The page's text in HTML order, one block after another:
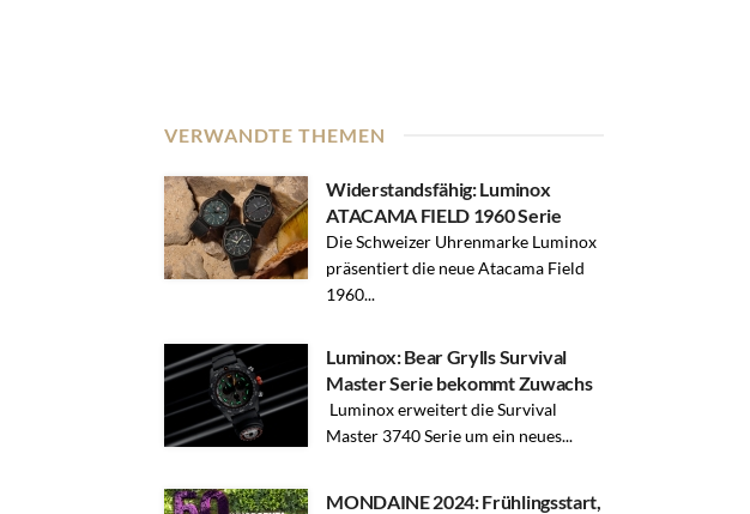
VERWANDTE THEMEN
Widerstandsfähig: Luminox
ATACAMA FIELD 1960 Serie
Die Schweizer Uhrenmarke Luminox
präsentiert die neue Atacama Field
1960...
Luminox: Bear Grylls Survival
Master Serie bekommt Zuwachs
Luminox erweitert die Survival
Master 3740 Serie um ein neues...
MONDAINE 2024: Frühlingsstart,